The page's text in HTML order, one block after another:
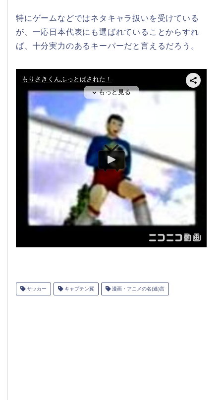
特にゲームなどではネタキャラ扱いを受けている
が、一応日本代表にも選ばれていることからすれ
ば、十分実力のあるキーパーだと言えるだろう。
サッカー キャプテン翼 漫画・アニメの名(迷)言